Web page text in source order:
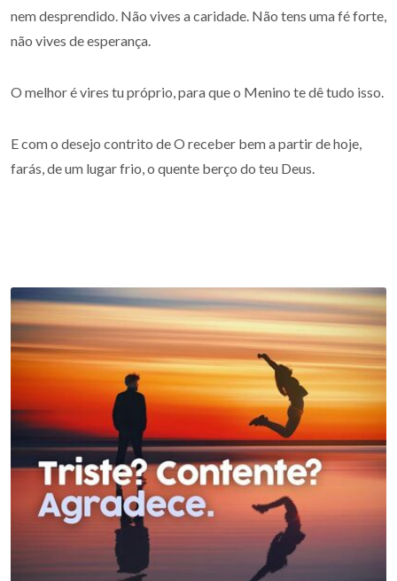
nem desprendido. Não vives a caridade. Não tens uma fé forte,
não vives de esperança.
O melhor é vires tu próprio, para que o Menino te dê tudo isso.
E com o desejo contrito de O receber bem a partir de hoje,
farás, de um lugar frio, o quente berço do teu Deus.